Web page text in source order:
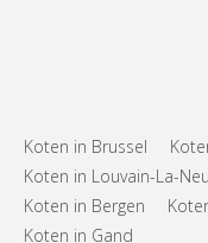
Koten in Brussel
Koten in Louvain-La-
Koten in Bergen
Koten in Gand